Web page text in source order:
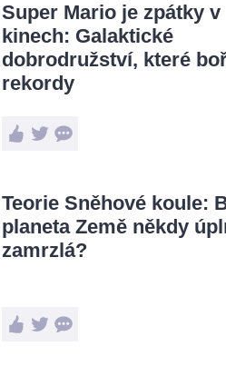
Super Mario je zpátky v
kinech: Galaktické
dobrodružství, které
rekordy
Teorie Sněhové koule:
planeta Země někdy
zamrzlá?